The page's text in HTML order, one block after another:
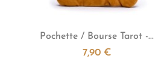
Aperçu rapide
Pochette / Bourse Tarot -...
7,90 €